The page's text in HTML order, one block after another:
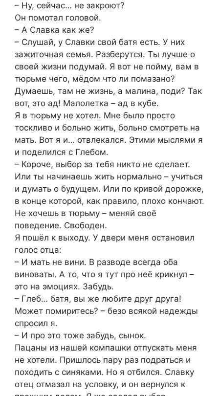
– Ну, сейчас… не закроют?
Он помотал головой.
– А Славка как же?
– Слушай, у Славки свой батя есть. У них
зажиточная семья. Разберутся. Ты лучше о
своей жизни подумай. Я вот не пойму, вам в
тюрьме чего, мёдом что ли помазано?
Думаешь, там не жизнь, а малина, поди? Так
вот, это ад! Малолетка – ад в кубе.
Я в тюрьму не хотел. Мне было просто
тоскливо и больно жить, больно смотреть на
мать. Вот я и… отвлекался. Этими мыслями я
и поделился с Глебом.
– Короче, выбор за тебя никто не сделает.
Или ты начинаешь жить нормально – учиться
и думать о будущем. Или по кривой дорожке,
в конце которой, как правило, плохо кончают.
Не хочешь в тюрьму – меняй своё
поведение. Свободен.
Я пошёл к выходу. У двери меня остановил
голос отца:
– И мать не вини. В разводе всегда оба
виноваты. А то, что я тут про неё крикнул –
это на эмоциях. Забудь.
– Глеб… батя, вы же любите друг друга!
Может помиритесь? – безо всякой надежды
спросил я.
– И про это тоже забудь, сынок.
Пацаны из нашей компашки отпускать меня
не хотели. Пришлось пару раз подраться и
походить с синяками. Но я отбился. Славку
отец отмазал на условку, и он вернулся к